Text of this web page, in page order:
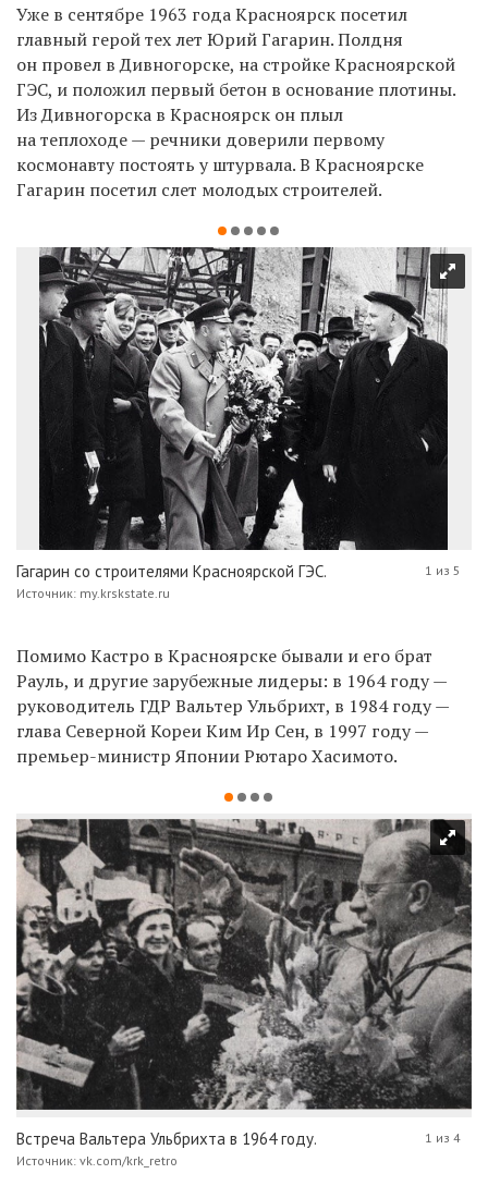
Уже в сентябре 1963 года Красноярск посетил
главный герой тех лет Юрий Гагарин. Полдня
он провел в Дивногорске, на стройке Красноярской
ГЭС, и положил первый бетон в основание плотины.
Из Дивногорска в Красноярск он плыл
на теплоходе — речники доверили первому
космонавту постоять у штурвала. В Красноярске
Гагарин посетил слет молодых строителей.
Гагарин со строителями Красноярской ГЭС.
Источник: my.krskstate.ru
1 из 5
Помимо Кастро в Красноярске бывали и его брат
Рауль, и другие зарубежные лидеры: в 1964 году —
руководитель ГДР Вальтер Ульбрихт, в 1984 году —
глава Северной Кореи Ким Ир Сен, в 1997 году —
премьер-министр Японии Рютаро Хасимото.
Встреча Вальтера Ульбрихта в 1964 году.
Источник: vk.com/krk_retro
1 из 4